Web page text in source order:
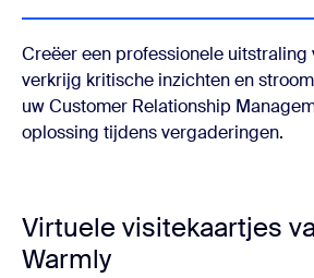
Creëer een professionele uitstraling
verkrijg kritische inzichten en
uw Customer Relationship
oplossing tijdens vergaderingen.
Virtuele visitekaartjes
Warmly